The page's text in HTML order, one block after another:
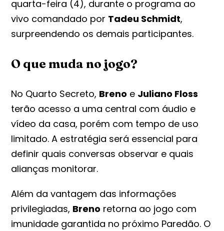
quarta-feira (4), durante o programa ao
vivo comandado por Tadeu Schmidt,
surpreendendo os demais participantes.
O que muda no jogo?
No Quarto Secreto, Breno e Juliano Floss
terão acesso a uma central com áudio e
vídeo da casa, porém com tempo de uso
limitado. A estratégia será essencial para
definir quais conversas observar e quais
alianças monitorar.
Além da vantagem das informações
privilegiadas, Breno retorna ao jogo com
imunidade garantida no próximo Paredão. O